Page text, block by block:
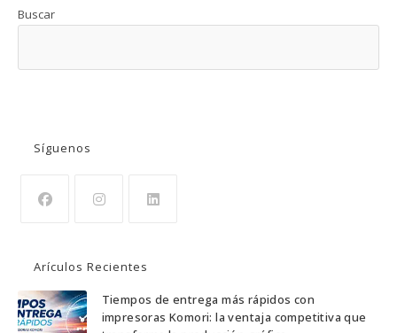
Buscar
Síguenos
Arículos Recientes
Tiempos de entrega más rápidos con
impresoras Komori: la ventaja competitiva que